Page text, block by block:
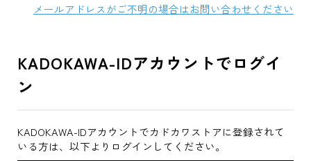
メールアドレスがご不明の場合はお問い合わせください
KADOKAWA-IDアカウントでログイ
ン
KADOKAWA-IDアカウントでカドカワストアに登録されて
いる方は、以下よりログインしてください。